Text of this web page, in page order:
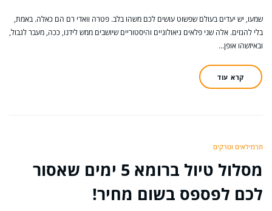
שמעו, יש יעדים בעולם שפשוט עושים לכם משהו בלב. פטרה וואדי רם הם כאלה. באמת,
בלי להגזים. אלה שני פלאים גיאולוגיים והיסטוריים שיושבים ממש לידנו, ככה, מעבר לגבול,
ובאיזשהו אופן…
קרא עוד
תרמילאים וטרקים
מסלול טיול ברומא 5 ימים שאסור
לכם לפספס בשום מחיר!